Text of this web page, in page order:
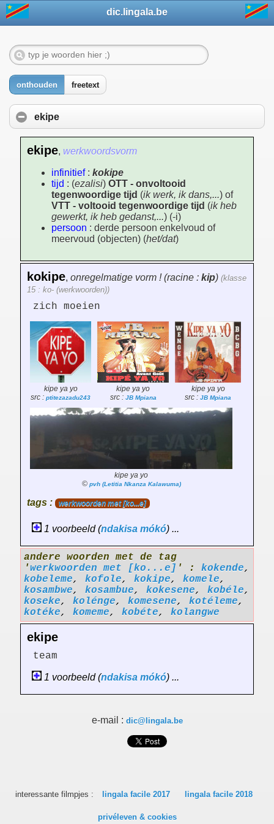
dic.lingala.be
onthouden freetext
ekipe
ekipe, werkwoordsvorm
infinitief: kokipe
tijd : (ezalisi) OTT - onvoltooid
tegenwoordige tijd (ik werk, ik dans,...) of
VTT - voltooid tegenwoordige tijd (ik heb
gewerkt, ik heb gedanst,...) (-i)
persoon : derde persoon enkelvoud of
meervoud (objecten) (het/dat)
kokipe, onregelmatige vorm ! (racine : kip) (klasse
15 : ko- (werkwoorden))
zich moeien
kipe ya yo
src : ptitezazadu243
kipe ya yo
src : JB Mpiana
kipe ya yo
src : JB Mpiana
kipe ya yo
© pvh (Letitia Nkanza Kalawuma)
tags : werkwoorden met [ko...e]
1 voorbeeld (ndakisa mókó) ...
andere woorden met de tag
'werkwoorden met [ko...e] ' : kokende,
kobeleme, kofole, kokipe, komele,
kosambwe, kosambue, kokesene, kobéle,
koseke, kolénge, komesene, kotéleme,
kotéke, komeme, kobéte, kolangwe
ekipe
team
1 voorbeeld (ndakisa mókó) ...
e-mail : dic@lingala.be
interessante filmpjes : lingala facile 2017 lingala facile 2018
privéleven & cookies